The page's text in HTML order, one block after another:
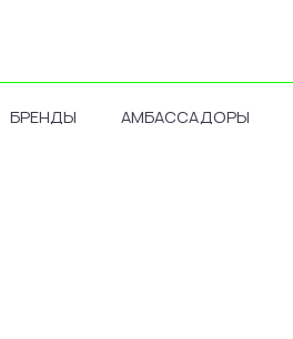
БРЕНДЫ АМБАССАДОРЫ